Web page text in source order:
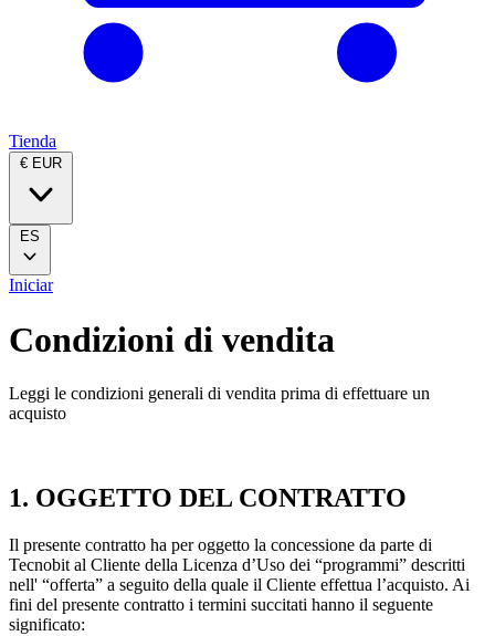
Tienda
€ EUR
ES
Iniciar
Condizioni di vendita
Leggi le condizioni generali di vendita prima di effettuare un
acquisto
1. OGGETTO DEL CONTRATTO
Il presente contratto ha per oggetto la concessione da parte di
Tecnobit al Cliente della Licenza d’Uso dei “programmi” descritti
nell' “offerta” a seguito della quale il Cliente effettua l’acquisto. Ai
fini del presente contratto i termini succitati hanno il seguente
significato: